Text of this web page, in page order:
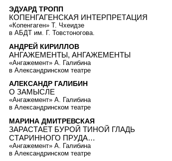
ЭДУАРД ТРОПП
КОПЕНГАГЕНСКАЯ ИНТЕРПРЕТАЦИЯ
«Копенгаген» Т. Чхеидзе
в АБДТ им. Г. Товстоногова.
АНДРЕЙ КИРИЛЛОВ
АНГАЖЕМЕНТЫ, АНГАЖЕМЕНТЫ
«Ангажемент» А. Галибина
в Александринском театре
АЛЕКСАНДР ГАЛИБИН
О ЗАМЫСЛЕ
«Ангажемент» А. Галибина
в Александринском театре
МАРИНА ДМИТРЕВСКАЯ
ЗАРАСТАЕТ БУРОЙ ТИНОЙ ГЛАДЬ
СТАРИННОГО ПРУДА…
«Ангажемент» А. Галибина
в Александринском театре